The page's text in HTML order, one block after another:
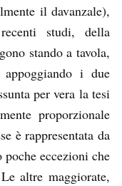
il davanzale),
studi, della
stando a tavola,
i due
per vera la tesi
proporzionale
è rappresentata da
poche eccezioni che
altre maggiorate,